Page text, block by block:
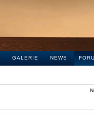
GALERIE NEWS